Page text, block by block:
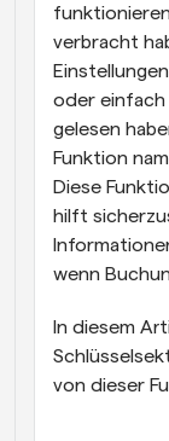
verbracht
oder einfach
gelesen
Funktion
Diese
hilft
wenn
In diesem
von dieser